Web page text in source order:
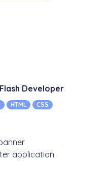
Developer
HTML CSS
application